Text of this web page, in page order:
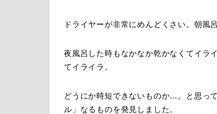
ドライヤーが非常にめんどくさい。朝風
夜風呂した時もなかなか乾かなくてイラ
てイライラ。
どうにか時短できないものか…。と思っ
ル」なるものを発見しました。